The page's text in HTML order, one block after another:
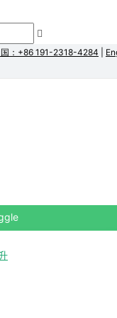
：+86 191-2318-4284